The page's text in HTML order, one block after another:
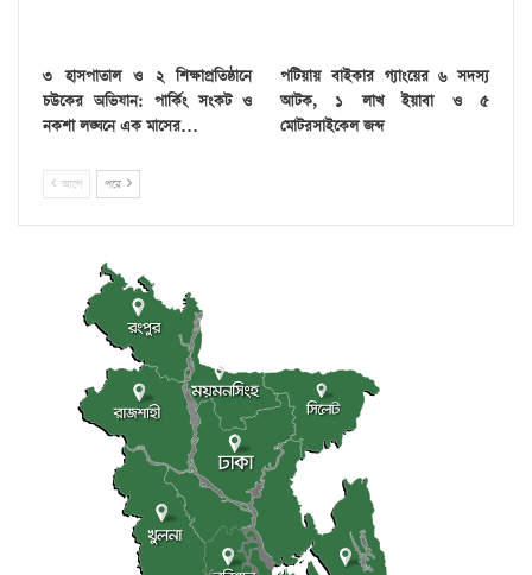
৩ হাসপাতাল ও ২ শিক্ষাপ্রতিষ্ঠানে
চউকের অভিযান: পার্কিং সংকট ও
নকশা লঙ্ঘনে এক মাসের…
পটিয়ায় বাইকার গ্যাংয়ের ৬ সদস্য
আটক, ১ লাখ ইয়াবা ও ৫
মোটরসাইকেল জব্দ
আগে পরে